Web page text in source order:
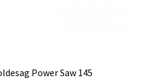
Power Saw 145